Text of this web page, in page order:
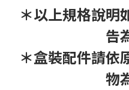
＊以上規格說明
告
＊盒裝配件請依
物